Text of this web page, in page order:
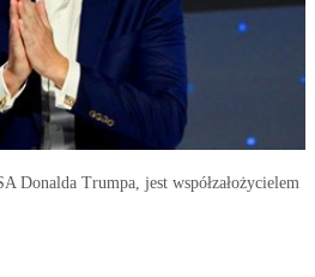
Donalda Trumpa, jest współzałożycielem